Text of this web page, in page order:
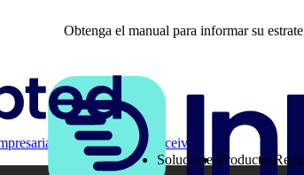
Obtenga el manual para informar su
SolucionesProductos
con InDebted y Receive